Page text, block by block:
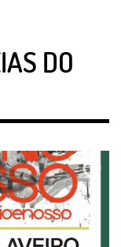
DO